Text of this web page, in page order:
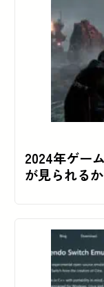
2024年ゲー
が見られる